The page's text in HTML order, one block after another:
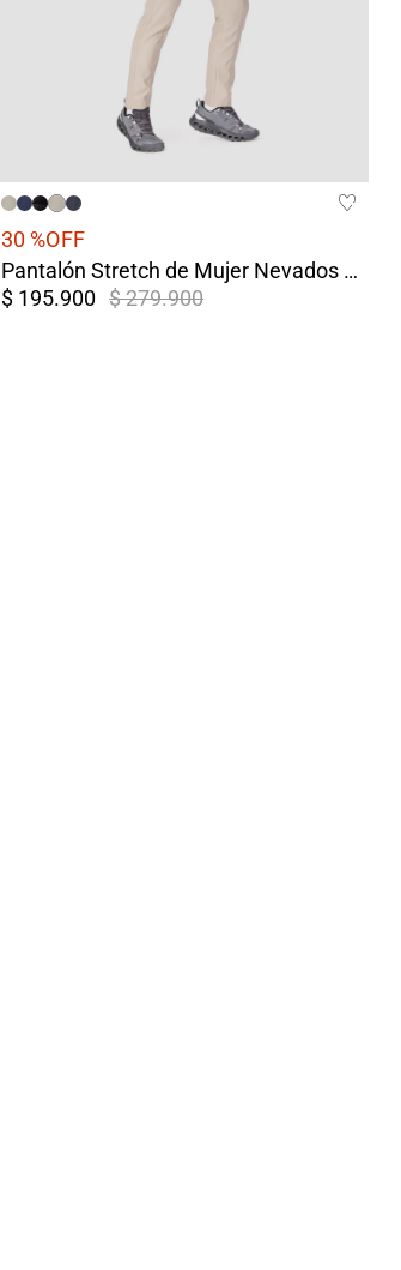
30 %OFF
Pantalón Stretch de Mujer Nevados Beige
$ 195.900 $ 279.900